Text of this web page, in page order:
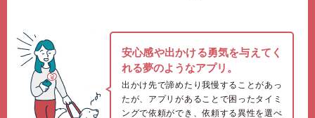
安心感や出かける勇気を与えてく
れる夢のようなアプリ。
出かけ先で諦めたり我慢することがあっ
たが、アプリがあることで困ったタイミ
ングで依頼ができ、依頼する異性を選べ